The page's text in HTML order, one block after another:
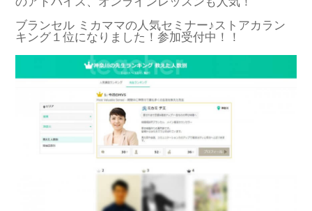
ブランセル ミカママの人気セミナー♪ストアカラン
キング１位になりました！参加受付中！！